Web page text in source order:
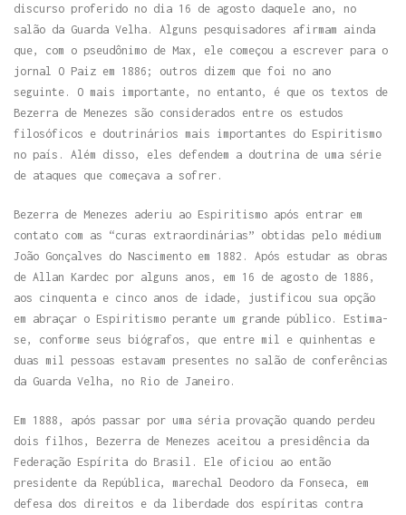
discurso proferido no dia 16 de agosto daquele ano, no
salão da Guarda Velha. Alguns pesquisadores afirmam ainda
que, com o pseudônimo de Max, ele começou a escrever para o
jornal O Paiz em 1886; outros dizem que foi no ano
seguinte. O mais importante, no entanto, é que os textos de
Bezerra de Menezes são considerados entre os estudos
filosóficos e doutrinários mais importantes do Espiritismo
no país. Além disso, eles defendem a doutrina de uma série
de ataques que começava a sofrer.
Bezerra de Menezes aderiu ao Espiritismo após entrar em
contato com as “curas extraordinárias” obtidas pelo médium
João Gonçalves do Nascimento em 1882. Após estudar as obras
de Allan Kardec por alguns anos, em 16 de agosto de 1886,
aos cinquenta e cinco anos de idade, justificou sua opção
em abraçar o Espiritismo perante um grande público. Estima-
se, conforme seus biógrafos, que entre mil e quinhentas e
duas mil pessoas estavam presentes no salão de conferências
da Guarda Velha, no Rio de Janeiro.
Em 1888, após passar por uma séria provação quando perdeu
dois filhos, Bezerra de Menezes aceitou a presidência da
Federação Espírita do Brasil. Ele oficiou ao então
presidente da República, marechal Deodoro da Fonseca, em
defesa dos direitos e da liberdade dos espíritas contra